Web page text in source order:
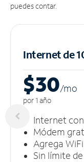
puedes contar.
Internet de
$30/mo
por 1 año
Internet
Módem
Agrega
Sin límite